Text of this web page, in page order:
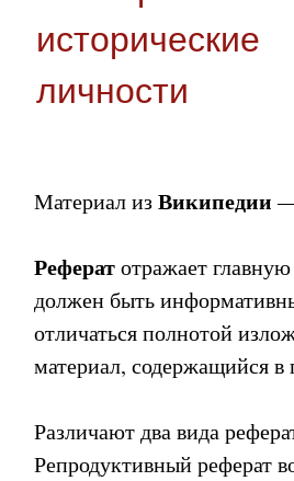
исторические
личности
Материал изВикипедии
Рефератотражает
должен быть
отличаться полнотой
материал, содержащийся в
Различают два вида
Репродуктивный реферат